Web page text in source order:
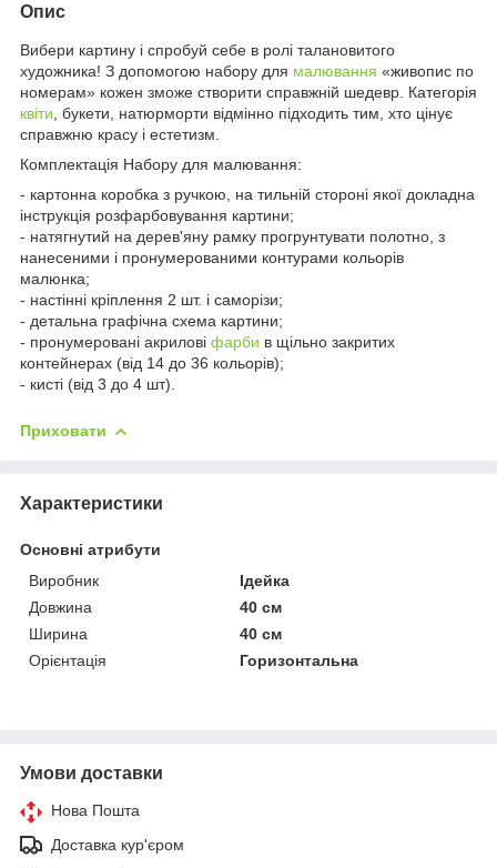
Опис
Вибери картину і спробуй себе в ролі талановитого
художника! З допомогою набору для малювання «живопис по
номерам» кожен зможе створити справжній шедевр. Категорія
квіти , букети, натюрморти відмінно підходить тим, хто цінує
справжню красу і естетизм.
Комплектація Набору для малювання:
- картонна коробка з ручкою, на тильній стороні якої докладна
інструкція розфарбовування картини;
- натягнутий на дерев'яну рамку прогрунтувати полотно, з
нанесеними і пронумерованими контурами кольорів
малюнка;
- настінні кріплення 2 шт. і саморізи;
- детальна графічна схема картини;
- пронумеровані акрилові фарби в щільно закритих
контейнерах (від 14 до 36 кольорів);
- кисті (від 3 до 4 шт).
Приховати
Характеристики
Основні атрибути
Виробник
Ідейка
Довжина
40 см
Ширина
40 см
Орієнтація
Горизонтальна
Умови доставки
Нова Пошта
Доставка кур'єром